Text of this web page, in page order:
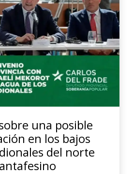
una posible
en los bajos
del norte